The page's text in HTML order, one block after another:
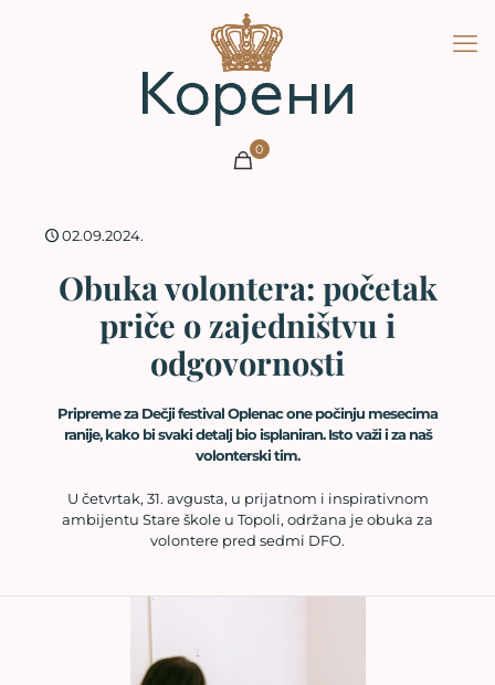
0
02.09.2024.
Obuka volontera: početak
priče o zajedništvu i
odgovornosti
Pripreme za Dečji festival Oplenac one počinju mesecima
ranije, kako bi svaki detalj bio isplaniran. Isto važi i za naš
volonterski tim.
U četvrtak, 31. avgusta, u prijatnom i inspirativnom
ambijentu Stare škole u Topoli, održana je obuka za
volontere pred sedmi DFO.